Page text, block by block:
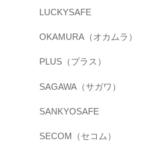
LUCKYSAFE
OKAMURA（オカムラ）
PLUS（プラス）
SAGAWA（サガワ）
SANKYOSAFE
SECOM（セコム）